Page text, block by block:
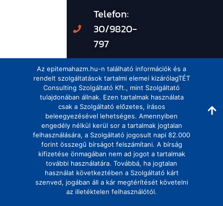
Telefon:
30/9820-
797
Az epitemahazm.hu-n található információk és a
rendelt szolgáltatások tartalmi elemei kizárólagTÉT
Consulting Szolgáltató Kft., mint Szolgáltató
tulajdonában állnak. Ezen tartalmak használata
csak a Szolgáltató előzetes, írásos
beleegyezésével lehetséges. Amennyiben
engedély nélkül kerül sor a tartalmak jogtalan
felhasználására, a Szolgáltató jogosult napi 82.000
forint összegű bírságot felszámítani. A bírság
kifizetése önmagában nem ad jogot a tartalmak
további használatára. Továbbá, ha jogtalan
használat következtében a Szolgáltató kárt
szenved, jogában áll a kár megtérítését követelni
az illetéktelen felhasználótól.